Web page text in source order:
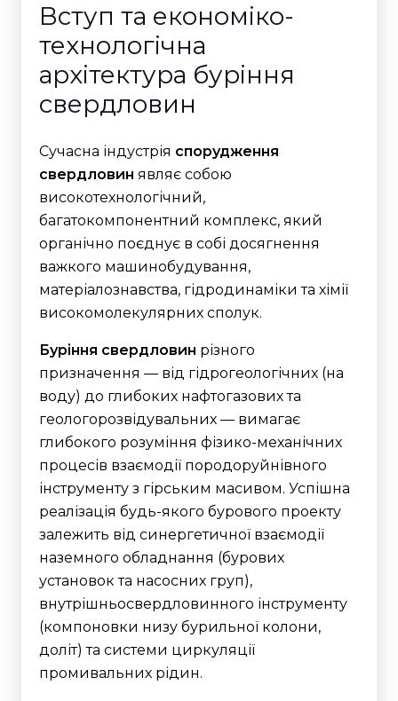
Вступ та економіко-
технологічна
архітектура буріння
свердловин
Сучасна індустрія спорудження
свердловин являє собою
високотехнологічний,
багатокомпонентний комплекс, який
органічно поєднує в собі досягнення
важкого машинобудування,
матеріалознавства, гідродинаміки та хімії
високомолекулярних сполук.
Буріння свердловин різного
призначення — від гідрогеологічних (на
воду) до глибоких нафтогазових та
геологорозвідувальних — вимагає
глибокого розуміння фізико-механічних
процесів взаємодії породоруйнівного
інструменту з гірським масивом. Успішна
реалізація будь-якого бурового проекту
залежить від синергетичної взаємодії
наземного обладнання (бурових
установок та насосних груп),
внутрішньосвердловинного інструменту
(компоновки низу бурильної колони,
доліт) та системи циркуляції
промивальних рідин.